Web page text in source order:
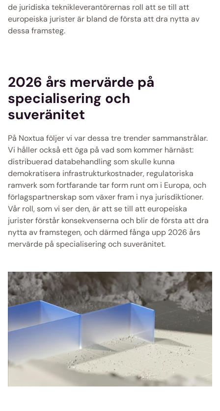
de juridiska teknikleverantörernas roll att se till att
europeiska jurister är bland de första att dra nytta av
dessa framsteg.
2026 års mervärde på
specialisering och
suveränitet
På Noxtua följer vi var dessa tre trender sammanstrålar.
Vi håller också ett öga på vad som kommer härnäst:
distribuerad databehandling som skulle kunna
demokratisera infrastrukturkostnader, regulatoriska
ramverk som fortfarande tar form runt om i Europa, och
förlagspartnerskap som växer fram i nya jurisdiktioner.
Vår roll, som vi ser den, är att se till att europeiska
jurister förstår konsekvenserna och blir de första att dra
nytta av framstegen, och därmed fånga upp 2026 års
mervärde på specialisering och suveränitet.